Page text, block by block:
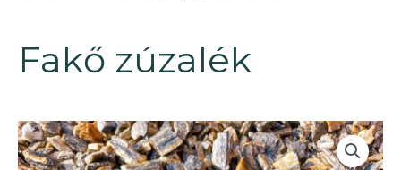
Fakő zúzalék